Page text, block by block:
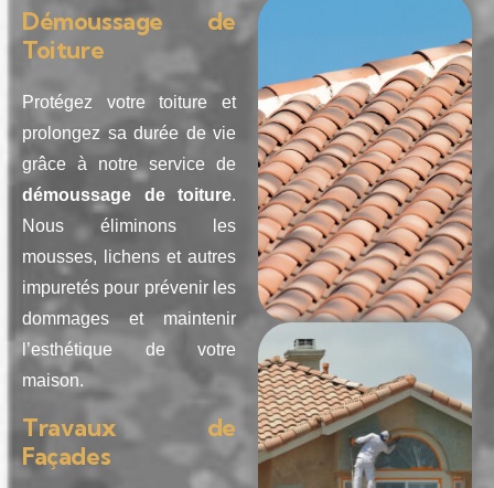
Démoussage de
Toiture
Protégez votre toiture et
prolongez sa durée de vie
grâce à notre service de
démoussage de toiture.
Nous éliminons les
mousses, lichens et autres
impuretés pour prévenir les
dommages et maintenir
l’esthétique de votre
maison.
Travaux de
Façades